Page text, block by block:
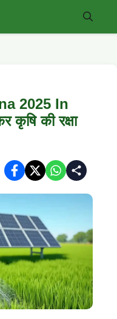
2025 In
की रक्षा